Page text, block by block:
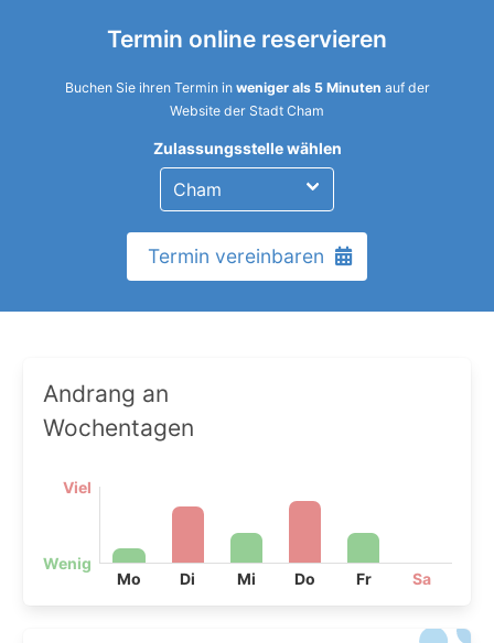
Termin online reservieren
Buchen Sie ihren Termin in weniger als 5 Minuten auf der
Website der Stadt Cham
Zulassungsstelle wählen
Termin vereinbaren
Andrang an
Wochentagen
Viel
Wenig
Mo
Di Mi Do Fr Sa